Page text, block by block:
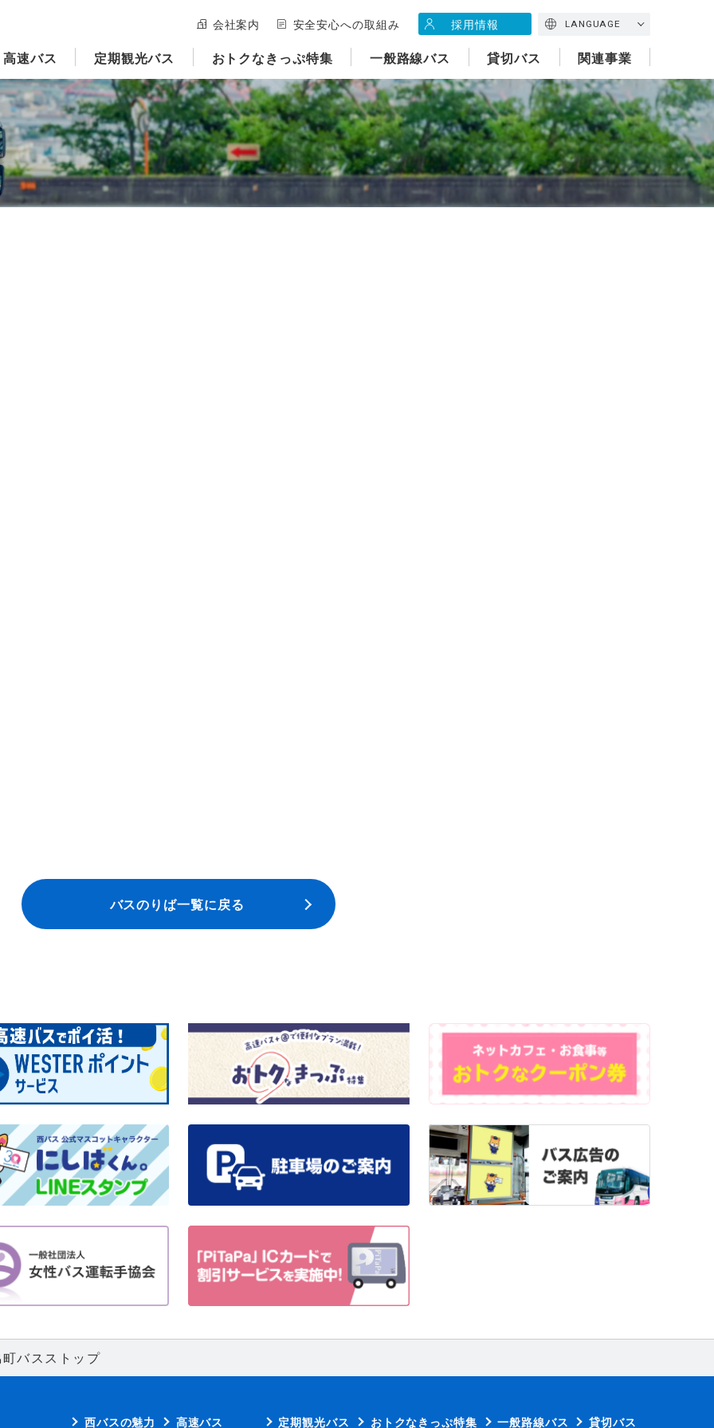
会社案内 安全安心への取組み 採用情報 LANGUAGE
高速バス 定期観光バス おトクなきっぷ特集 一般路線バス 貸切バス 関連事業
バスのりば一覧に戻る
町バスストップ
西バスの魅力 高速バス 定期観光バス おトクなきっぷ特集 一般路線バス 貸切バス